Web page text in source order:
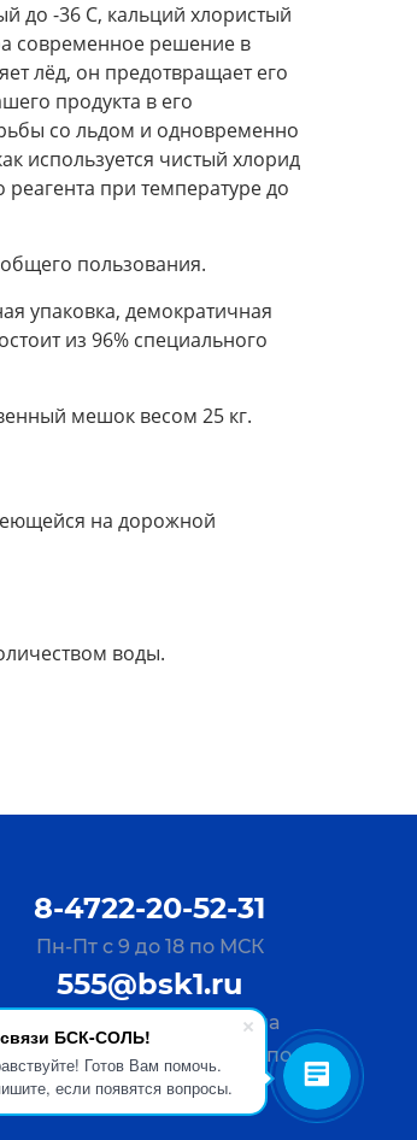
БСК-СОЛЬ!
Готов Вам помочь.
если появятся вопросы.
до -36 С, кальций хлористый
современное решение в
лёд, он предотвращает его
продукта в его
со льдом и одновременно
используется чистый хлорид
при температуре до
пользования.
упаковка, демократичная
из 96% специального
мешок весом 25 кг.
на дорожной
воды.
8-4722-20-52-31
Пн-Пт с 9 до 18 по МСК
555@bsk1.ru
Отправьте Ваш запрос на
почту, ответим за 30 мин по
будням